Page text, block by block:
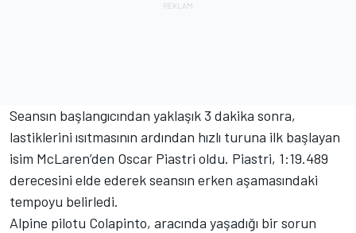
Seansın başlangıcından yaklaşık 3 dakika sonra,
lastiklerini ısıtmasının ardından hızlı turuna ilk başlayan
isim McLaren’den Oscar Piastri oldu. Piastri, 1:19.489
derecesini elde ederek seansın erken aşamasındaki
tempoyu belirledi.
Alpine pilotu Colapinto, aracında yaşadığı bir sorun